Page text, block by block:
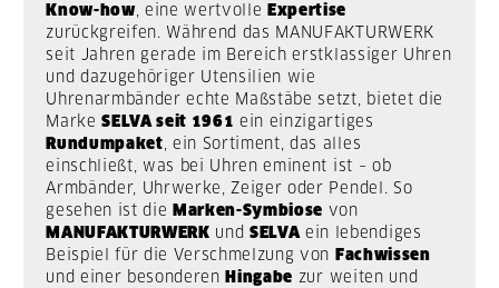
Know-how, eine wertvolle
Expertise
zurückgreifen. Während das MANUFAKTURWERK
seit Jahren gerade im Bereich erstklassiger Uhren
und dazugehöriger Utensilien wie
Uhrenarmbänder echte Maßstäbe setzt, bietet die
MarkeSELVA seit 1961 ein einzigartiges
Rundumpaket, ein Sortiment, das alles
einschließt, was bei Uhren eminent ist – ob
Armbänder, Uhrwerke, Zeiger oder Pendel. So
gesehen ist die Marken-Symbiose von
MANUFAKTURWERK undSELVAein lebendiges
Beispiel für die Verschmelzung von
Fachwissen
und einer besonderen Hingabe zur weiten und